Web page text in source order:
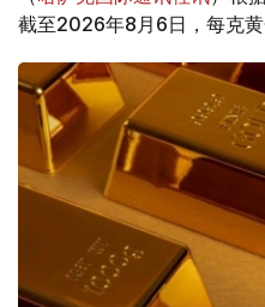
截至2026年8月6日，每克黄